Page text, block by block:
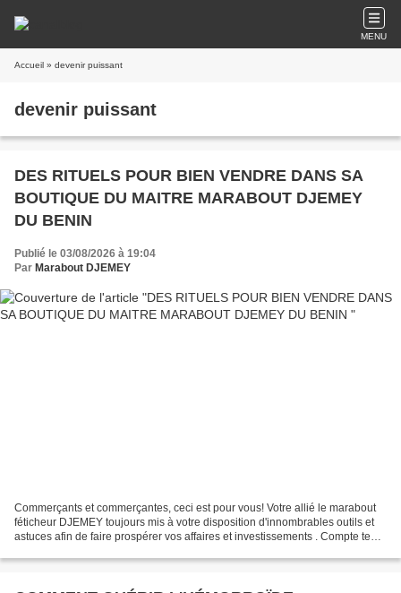
MENU
Accueil » devenir puissant
devenir puissant
​DES RITUELS POUR BIEN VENDRE DANS SA
BOUTIQUE DU MAITRE MARABOUT DJEMEY
DU BENIN
Publié le 03/08/2026 à 19:04
Par Marabout DJEMEY
Commerçants et commerçantes, ceci est pour vous! Votre allié le marabout
féticheur DJEMEY toujours mis à votre disposition d'innombrables outils et
astuces afin de faire prospérer vos affaires et investissements . Compte tenu